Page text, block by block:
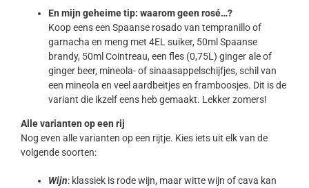
En mijn geheime tip: waarom geen rosé…?
Koop eens een Spaanse rosado van tempranillo of
garnacha en meng met 4EL suiker, 50ml Spaanse
brandy, 50ml Cointreau, een fles (0,75L) ginger ale of
ginger beer, mineola- of sinaasappelschijfjes, schil van
een mineola en veel aardbeitjes en framboosjes. Dit is de
variant die ikzelf eens heb gemaakt. Lekker zomers!
Alle varianten op een rij
Nog even alle varianten op een rijtje. Kies iets uit elk van de
volgende soorten:
Wijn: klassiek is rode wijn, maar witte wijn of cava kan